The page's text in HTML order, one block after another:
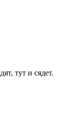
тут и сядет.